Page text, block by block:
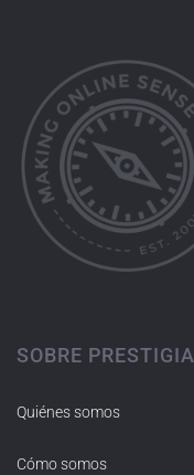
SOBRE PRESTIGIA
Quiénes somos
Cómo somos